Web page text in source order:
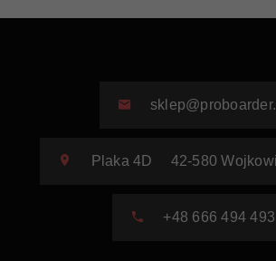
Plaka 4D 42-580
+48 666 494 493